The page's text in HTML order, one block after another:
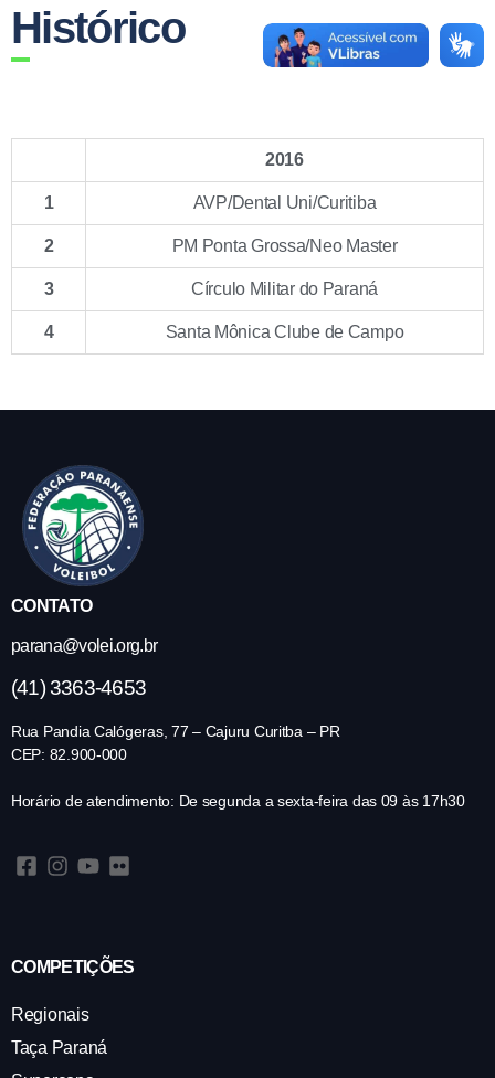
Histórico
2016
1 AVP/Dental Uni/Curitiba
2 PM Ponta Grossa/Neo Master
3 Círculo Militar do Paraná
4 Santa Mônica Clube de Campo
CONTATO
parana@volei.org.br
(41) 3363-4653
Rua Pandia Calógeras, 77 – Cajuru Curitba – PR
CEP: 82.900-000
Horário de atendimento: De segunda a sexta-feira das 09 às 17h30
COMPETIÇÕES
Regionais
Taça Paraná